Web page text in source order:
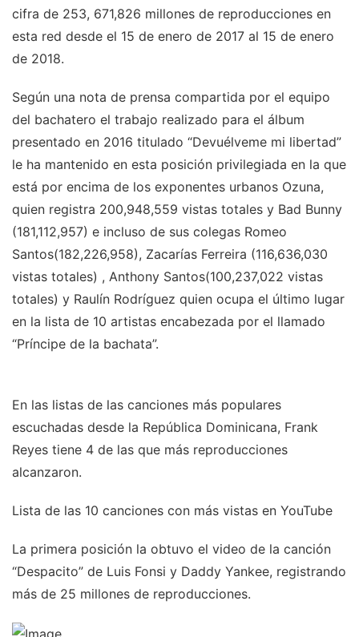
cifra de 253, 671,826 millones de reproducciones en
esta red desde el 15 de enero de 2017 al 15 de enero
de 2018.
Según una nota de prensa compartida por el equipo
del bachatero el trabajo realizado para el álbum
presentado en 2016 titulado “Devuélveme mi libertad”
le ha mantenido en esta posición privilegiada en la que
está por encima de los exponentes urbanos Ozuna,
quien registra 200,948,559 vistas totales y Bad Bunny
(181,112,957) e incluso de sus colegas Romeo
Santos(182,226,958), Zacarías Ferreira (116,636,030
vistas totales) , Anthony Santos(100,237,022 vistas
totales) y Raulín Rodríguez quien ocupa el último lugar
en la lista de 10 artistas encabezada por el llamado
“Príncipe de la bachata”.
En las listas de las canciones más populares
escuchadas desde la República Dominicana, Frank
Reyes tiene 4 de las que más reproducciones
alcanzaron.
Lista de las 10 canciones con más vistas en YouTube
La primera posición la obtuvo el video de la canción
“Despacito” de Luis Fonsi y Daddy Yankee, registrando
más de 25 millones de reproducciones.